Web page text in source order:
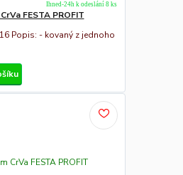
FESTA PROFIT
Popis: - kovaný z jednoho
Ihned-24h k odeslání 8 ks